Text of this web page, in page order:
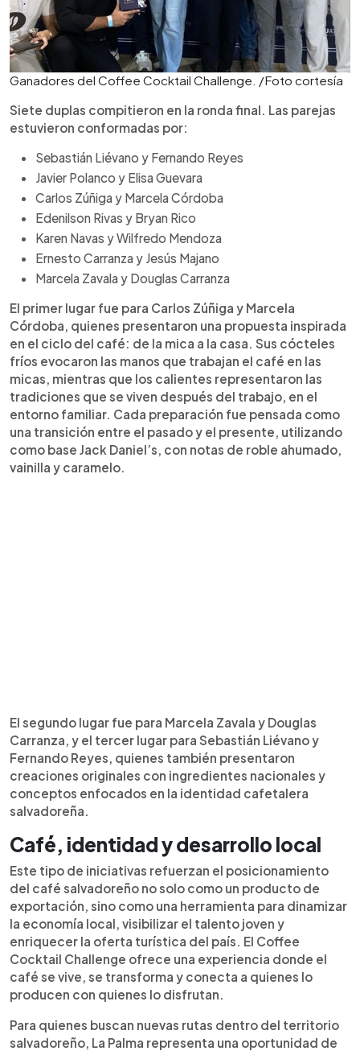
Ganadores del Coffee Cocktail Challenge. /Foto cortesía
Siete duplas compitieron en la ronda final. Las parejas
estuvieron conformadas por:
Sebastián Liévano y Fernando Reyes
Javier Polanco y Elisa Guevara
Carlos Zúñiga y Marcela Córdoba
Edenilson Rivas y Bryan Rico
Karen Navas y Wilfredo Mendoza
Ernesto Carranza y Jesús Majano
Marcela Zavala y Douglas Carranza
El primer lugar fue para Carlos Zúñiga y Marcela
Córdoba, quienes presentaron una propuesta inspirada
en el ciclo del café: de la mica a la casa. Sus cócteles
fríos evocaron las manos que trabajan el café en las
micas, mientras que los calientes representaron las
tradiciones que se viven después del trabajo, en el
entorno familiar. Cada preparación fue pensada como
una transición entre el pasado y el presente, utilizando
como base Jack Daniel’s, con notas de roble ahumado,
vainilla y caramelo.
El segundo lugar fue para Marcela Zavala y Douglas
Carranza, y el tercer lugar para Sebastián Liévano y
Fernando Reyes, quienes también presentaron
creaciones originales con ingredientes nacionales y
conceptos enfocados en la identidad cafetalera
salvadoreña.
Café, identidad y desarrollo local
Este tipo de iniciativas refuerzan el posicionamiento
del café salvadoreño no solo como un producto de
exportación, sino como una herramienta para dinamizar
la economía local, visibilizar el talento joven y
enriquecer la oferta turística del país. El Coffee
Cocktail Challenge ofrece una experiencia donde el
café se vive, se transforma y conecta a quienes lo
producen con quienes lo disfrutan.
Para quienes buscan nuevas rutas dentro del territorio
salvadoreño, La Palma representa una oportunidad de